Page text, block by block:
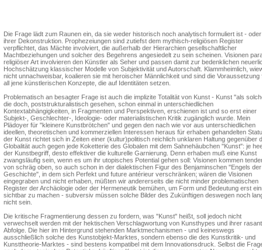
Die Frage lädt zum Raunen ein, da sie weder historisch noch analytisch formuliert ist -
ihrer Dekonstruktion. Prophezeiungen sind zutiefst dem mythisch-religiösen Register
verpflichtet, das Mächte involviert, die außerhalb der Hierarchien gesellschaftlicher
Machtbeziehungen und solcher des Begehrens angesiedelt zu sein scheinen. Visionen
religiöser Art involvieren den Künstler als Seher und passen damit zur bedenklichen
Hochschätzung klassischer Modelle von Subjektivität und Autorschaft. Klammheimlich,
nicht unnachweisbar, koalieren sie mit heroischer Männlichkeit und sind die Voraussetzung
all jene künstlerischen Konzepte, die auf Identitäten setzen.
Problematisch an besagter Frage ist auch die implizite Totalität von Kunst - Kunst "als
die doch, poststrukturalistisch gesehen, schon einmal in unterschiedlichen
Kontextabhängigkeiten, in Fragmenten und Perspektiven, erschienen ist und so erst einer
Subjekt-, Geschlechter-, Ideologie- oder materialistischen Kritik zugänglich wurde. Mein
Plädoyer für "kleinere Kunstbrötchen" und gegen den nach wie vor aus unterschiedlichen
ideellen, theoretischen und kommerziellen Interessen heraus für erhaben gehandelten
der Kunst richtet sich in Zeiten einer (kultur)politisch reichlich unklaren Haltung gegenüber
Globalität auch gegen jede Koketterie des Globalen mit dem Sahnehäubchen "Kunst": je
der Kunstbegriff, desto effektiver die kulturelle Garnierung. Denn erhaben muß eine Kunst
zwangsläufig sein, wenn es um ihr utopisches Potential gehen soll: Visionen kommen
von schräg oben, so auch schon in der dialektischen Figur des Benjaminschen "Engels der
Geschichte", in dem sich Perfekt und future antérieur verschränken; wären die Visionen
eingegraben und nicht erhaben, müßten wir andererseits die nicht minder problematischen
Register der Archäologie oder der Hermeneutik bemühen, um Form und Bedeutung erst
sichtbar zu machen - subversiv müssen solche Bilder des Zukünftigen deswegen noch
nicht sein.
Die kritische Fragmentierung dessen zu fordern, was "Kunst" heißt, soll jedoch nicht
verwechselt werden mit der hektischen Verschlagwortung von Kunsthypes und ihrer
Abfolge. Die hier im Hintergrund stehenden Marktmechanismen - und keineswegs
ausschließlich solche des Kunstobjekt-Marktes, sondern ebenso die des Kunstkritik- und
Kunsttheorie-Marktes - sind bestens kompatibel mit dem Innovationsdruck. Selbst die